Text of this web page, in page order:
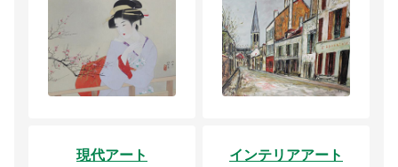
現代アート インテリアアート